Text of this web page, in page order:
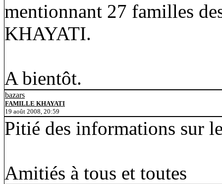
mentionnant 27 familles
KHAYATI.
A bientôt.
bazars
FAMILLE KHAYATI
19 août 2008, 20:59
Pitié des informations sur
Amitiés à tous et toutes